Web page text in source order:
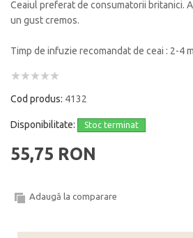
Ceaiul preferat de consumatorii britanici.
un gust cremos.
Timp de infuzie recomandat de ceai : 2-4
Cod produs: 4132
Disponibilitate: Stoc terminat
55,75 RON
Adaugă la comparare